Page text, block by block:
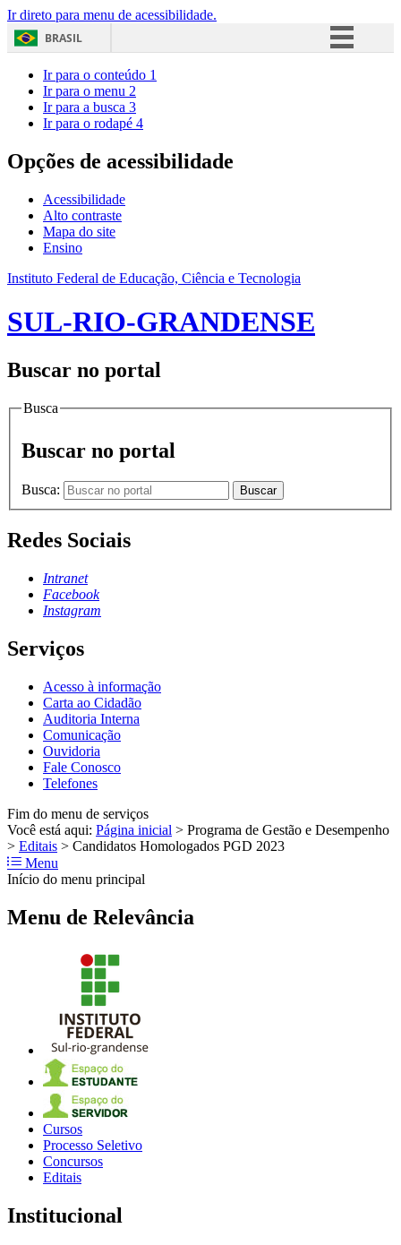
Ir direto para menu de acessibilidade.
BRASIL
Acesso à informação
Ir para o conteúdo 1
Ir para o menu 2
Ir para a busca 3
Ir para o rodapé 4
Opções de acessibilidade
Acessibilidade
Alto contraste
Mapa do site
Ensino
Instituto Federal de Educação, Ciência e Tecnologia
SUL-RIO-GRANDENSE
Buscar no portal
Busca
Buscar no portal
Busca: Buscar
Redes Sociais
Intranet
Facebook
Instagram
Serviços
Acesso à informação
Carta ao Cidadão
Auditoria Interna
Comunicação
Ouvidoria
Fale Conosco
Telefones
Fim do menu de serviços
Você está aqui: Página inicial > Programa de Gestão e Desempenho
> Editais > Candidatos Homologados PGD 2023
Menu
Início do menu principal
Menu de Relevância
Cursos
Processo Seletivo
Concursos
Editais
Institucional